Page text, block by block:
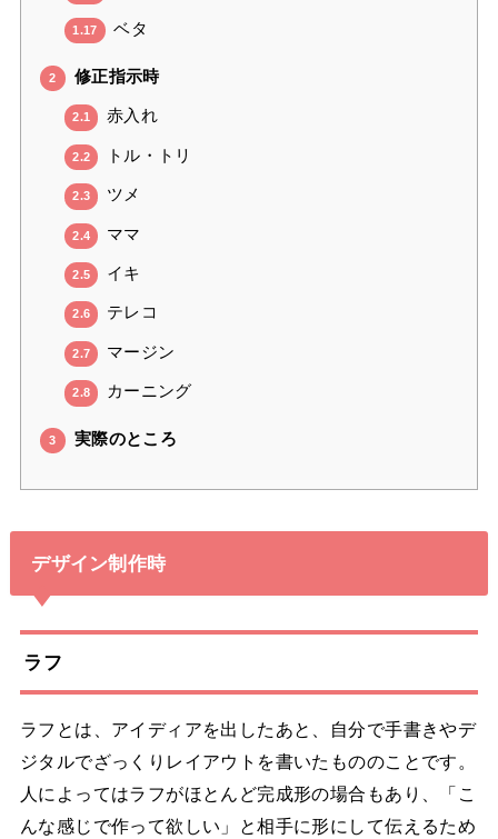
1.17 ベタ
2 修正指示時
2.1 赤入れ
2.2 トル・トリ
2.3 ツメ
2.4 ママ
2.5 イキ
2.6 テレコ
2.7 マージン
2.8 カーニング
3 実際のところ
デザイン制作時
ラフ
ラフとは、アイディアを出したあと、自分で手書きやデ
ジタルでざっくりレイアウトを書いたもののことです。
人によってはラフがほとんど完成形の場合もあり、「こ
んな感じで作って欲しい」と相手に形にして伝えるため